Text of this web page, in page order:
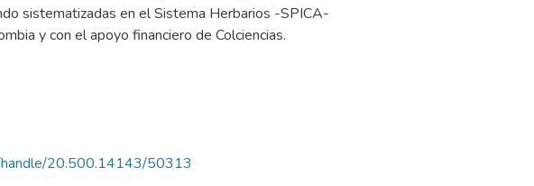
sistematizadas en el Sistema Herbarios -SPICA-
y con el apoyo financiero de Colciencias.
handle/20.500.14143/50313